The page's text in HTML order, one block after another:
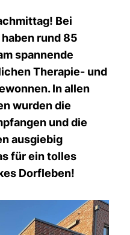
Bei
rund 85
spannende
Therapie- und
In allen
wurden die
und die
ausgiebig
für ein tolles
Dorfleben!